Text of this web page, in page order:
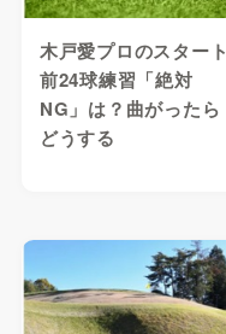
木戸愛プロのスタート
前24球練習「絶対
NG」は？曲がったら
どうする